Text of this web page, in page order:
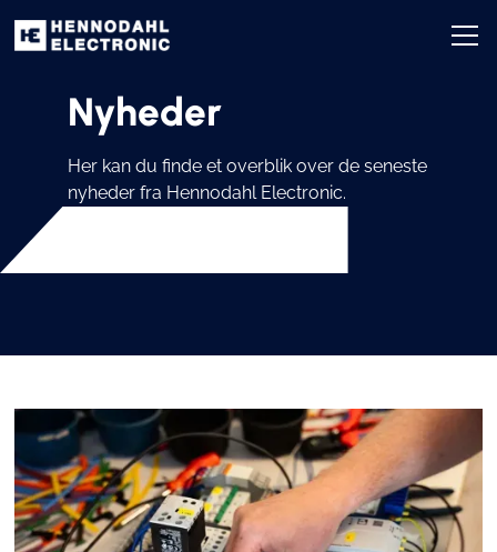
Nyheder
Her kan du finde et overblik over de seneste
nyheder fra Hennodahl Electronic.